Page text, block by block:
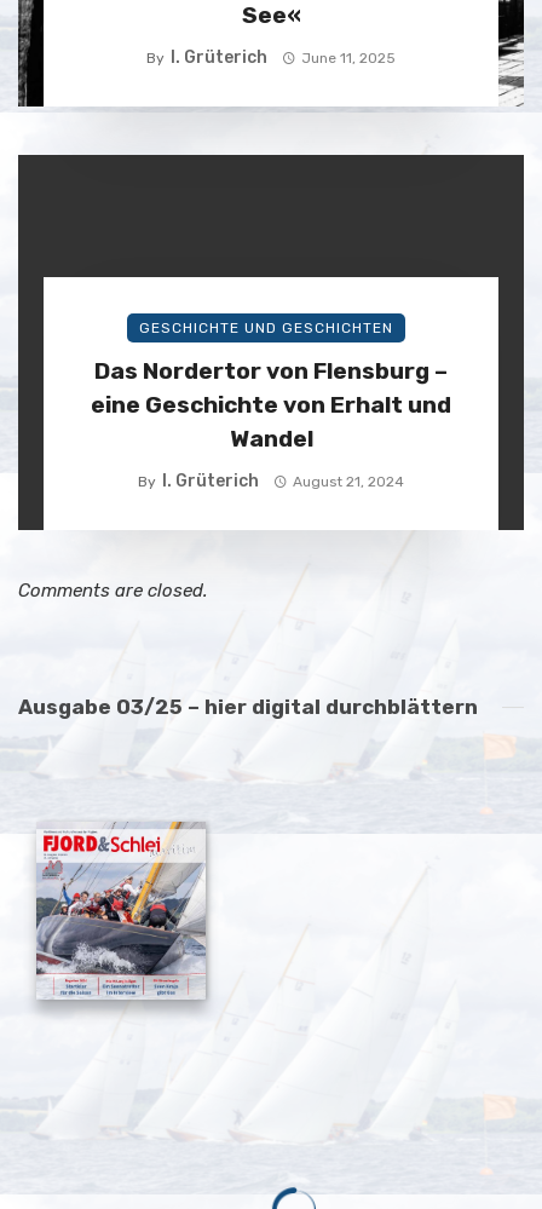
See«
By I. Grüterich June 11, 2025
GESCHICHTE UND GESCHICHTEN
Das Nordertor von Flensburg –
eine Geschichte von Erhalt und
Wandel
By I. Grüterich August 21, 2024
Comments are closed.
Ausgabe 03/25 – hier digital durchblättern